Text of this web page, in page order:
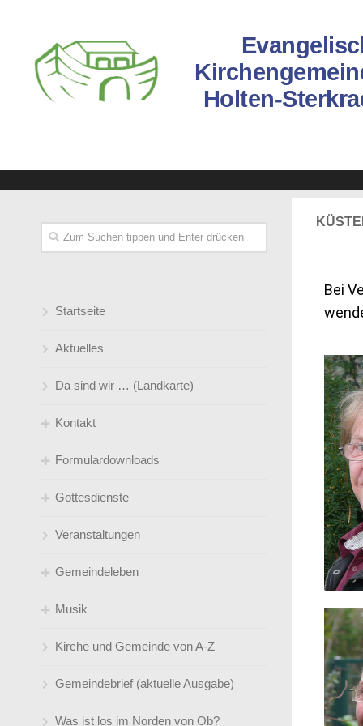
Holten-
Bei
Startseite
Aktuelles
Da sind wir … (Landkarte)
Kontakt
Gemeindebüro
Pfarrer*innen
Küster
Jugendleiter*innen
Kirchenmusik
Kindertageseinrichtungen / Leitungen
Telefonverzeichnis und Mailadressen
Formulardownloads
Kirchen(-wieder-)eintritt
Taufe/ Trauung
Gottesdienste
Gottesdienstübersicht ( Predigtplan)
So feiern wir Gottesdienst
Klingelbeutel- online
Sprüche zur Konfirmation
Veranstaltungen
Gemeindeleben
Angebote für jedes Alter
Umweltgruppe
Satt an der Friki! Ganzjähriges
Steinbrinkstraße
Musik
der Gemeinde
gemeindeverbunden
Kirche und Gemeinde von A-Z
Gemeindebrief (aktuelle Ausgabe)
Was ist los im Norden von Ob?